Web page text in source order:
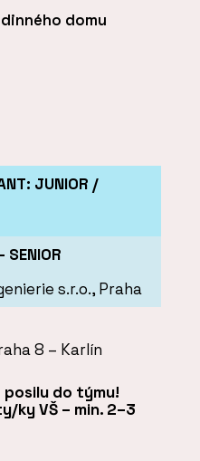
domu
JUNIOR /
SENIOR
s.r.o., Praha
8 – Karlín
posilu do týmu!
ky VŠ – min. 2–3